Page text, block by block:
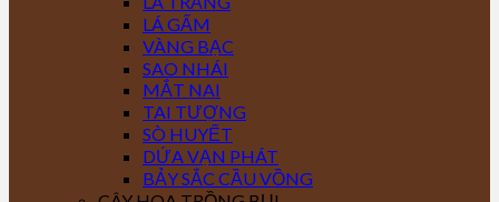
LÁ GẤM
VÀNG BẠC
SAO NHÁI
MẮT NAI
TAI TƯỢNG
SÒ HUYẾT
DỨA VẠN PHÁT
BẢY SẮC CẦU VỒNG